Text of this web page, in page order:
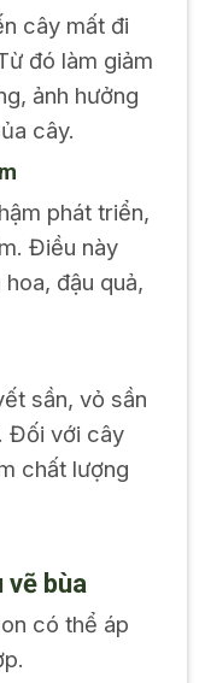
cây mất đi
đó làm giảm
ảnh hưởng
cây.
phát triển,
Điều này
đậu quả,
sần, vỏ sần
Đối với cây
chất lượng
vẽ bùa
có thể áp